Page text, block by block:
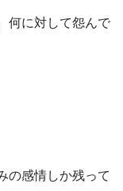
何に対して怨んで
の感情しか残って